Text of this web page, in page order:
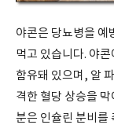
야콘은 당뇨병을 예
먹고 있습니다. 야
함유돼 있으며, 알
격한 혈당 상승을
분은 인슐린 분비를